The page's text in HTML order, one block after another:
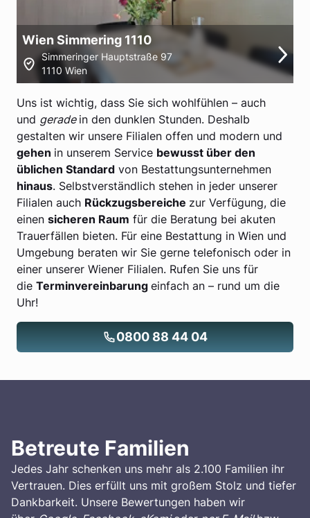
Wien Simmering 1110
Simmeringer Hauptstraße 97
1110 Wien
Uns ist wichtig, dass Sie sich wohlfühlen – auch
und gerade in den dunklen Stunden. Deshalb
gestalten wir unsere Filialen offen und modern und
gehen in unserem Service bewusst über den
üblichen Standard von Bestattungsunternehmen
hinaus. Selbstverständlich stehen in jeder unserer
Filialen auch Rückzugsbereiche zur Verfügung, die
einen sicheren Raum für die Beratung bei akuten
Trauerfällen bieten. Für eine Bestattung in Wien und
Umgebung beraten wir Sie gerne telefonisch oder in
einer unserer Wiener Filialen. Rufen Sie uns für
die Terminvereinbarung einfach an – rund um die
Uhr!
0800 88 44 04
Betreute Familien
Jedes Jahr schenken uns mehr als 2.100 Familien ihr
Vertrauen. Dies erfüllt uns mit großem Stolz und tiefer
Dankbarkeit. Unsere Bewertungen haben wir